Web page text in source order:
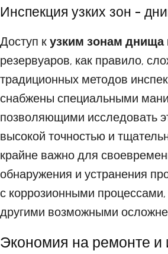
Инспекция узких зон -
Доступ к узким зонам днища
резервуаров, как правило,
традиционных методов
снабжены специальными
позволяющими исследовать
высокой точностью и
крайне важно для
обнаружения и устранения
с коррозионными
другими возможными
Экономия на ремонте и